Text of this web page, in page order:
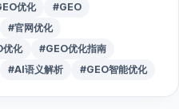
优化
#GEO
#官网优化
优化
#GEO优化指南
#AI语义解析 #GEO智能优化